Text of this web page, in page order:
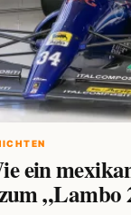
ein
„Lambo